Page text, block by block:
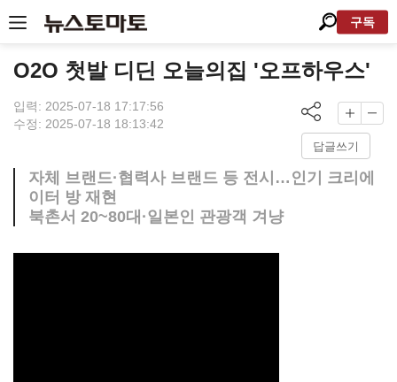
구독
O2O 첫발 디딘 오늘의집 '오프하우스'
입력: 2025-07-18 17:17:56
수정: 2025-07-18 18:13:42
답글쓰기
자체 브랜드·협력사 브랜드 등 전시…인기 크리에
이터 방 재현
북촌서 20~80대·일본인 관광객 겨냥